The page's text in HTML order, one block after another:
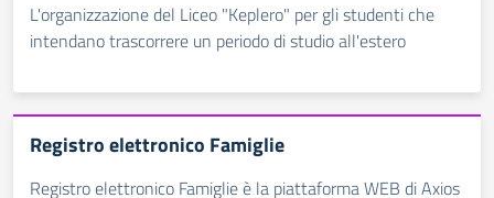
L'organizzazione del Liceo "Keplero" per gli studenti che
intendano trascorrere un periodo di studio all'estero
Registro elettronico Famiglie
Registro elettronico Famiglie è la piattaforma WEB di Axios